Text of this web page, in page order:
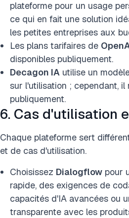
plateforme pour un usage
ce qui en fait une solution
les petites entreprises aux
Les plans tarifaires de
disponibles publiquement.
Decagon IA utilise un
sur l'utilisation ; cependant, il
publiquement.
6. Cas d'utilisation
Chaque plateforme sert
et de cas d'utilisation.
Choisissez Dialogflow pour
rapide, des exigences de
capacités d'IA avancées ou
transparente avec les